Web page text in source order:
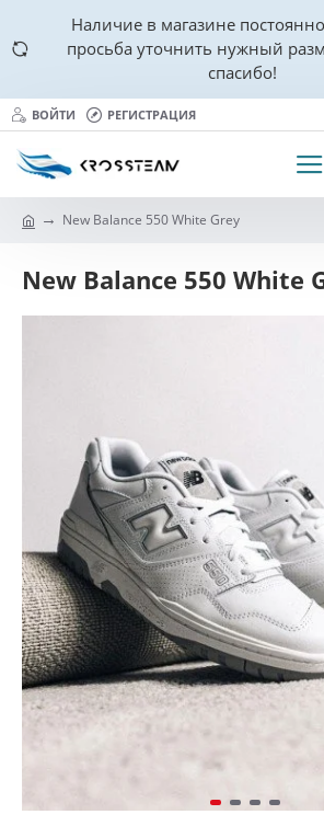
Наличие в магазине
просьба уточнить нужный
спасибо!
ВОЙТИ РЕГИСТРАЦИЯ
New Balance 550 White Grey
New Balance 550 White